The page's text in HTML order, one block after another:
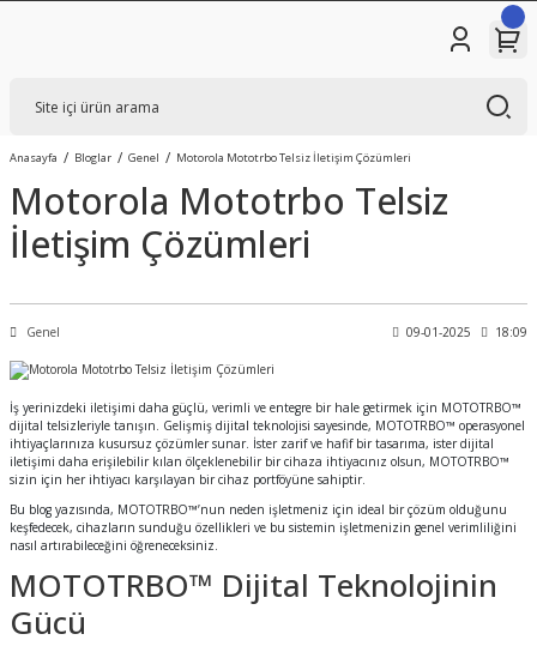
Anasayfa Bloglar Genel Motorola Mototrbo Telsiz İletişim Çözümleri
Motorola Mototrbo Telsiz
İletişim Çözümleri
Genel 09-01-2025 18:09
İş yerinizdeki iletişimi daha güçlü, verimli ve entegre bir hale getirmek için MOTOTRBO™
dijital telsizleriyle tanışın. Gelişmiş dijital teknolojisi sayesinde, MOTOTRBO™ operasyonel
ihtiyaçlarınıza kusursuz çözümler sunar. İster zarif ve hafif bir tasarıma, ister dijital
iletişimi daha erişilebilir kılan ölçeklenebilir bir cihaza ihtiyacınız olsun, MOTOTRBO™
sizin için her ihtiyacı karşılayan bir cihaz portföyüne sahiptir.
Bu blog yazısında, MOTOTRBO™’nun neden işletmeniz için ideal bir çözüm olduğunu
keşfedecek, cihazların sunduğu özellikleri ve bu sistemin işletmenizin genel verimliliğini
nasıl artırabileceğini öğreneceksiniz.
MOTOTRBO™ Dijital Teknolojinin
Gücü